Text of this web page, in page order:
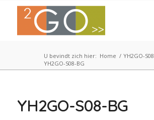
U bevindt zich hier: Home / YH2GO-S08
YH2GO-S08-BG
YH2GO-S08-BG